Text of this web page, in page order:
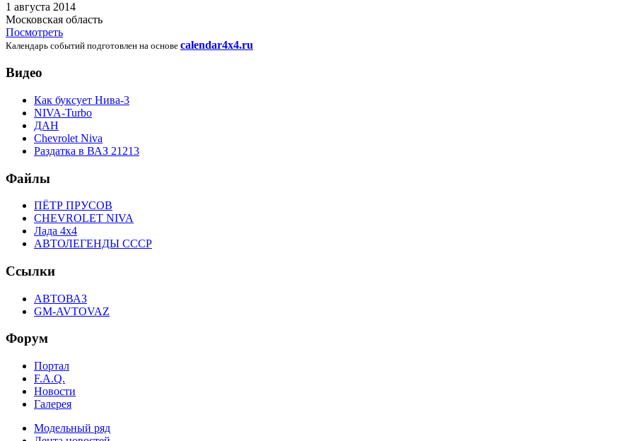
1 августа 2014
Московская область
Посмотреть
Календарь событий подготовлен на основе calendar4x4.ru
Видео
Как буксует Нива-3
NIVA-Turbo
ДАН
Chevrolet Niva
Раздатка в ВАЗ 21213
Файлы
ПЁТР ПРУСОВ
CHEVROLET NIVA
Лада 4х4
АВТОЛЕГЕНДЫ СССР
Ссылки
АВТОВАЗ
GM-AVTOVAZ
Форум
Портал
F.A.Q.
Новости
Галерея
Модельный ряд